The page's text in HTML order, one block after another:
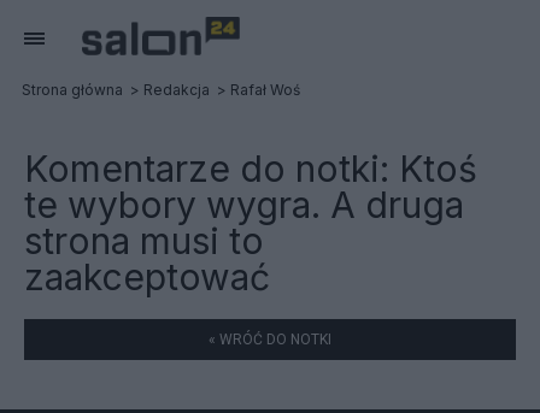
Strona główna Redakcja Rafał Woś
Komentarze do notki: Ktoś
te wybory wygra. A druga
strona musi to
zaakceptować
« WRÓĆ DO NOTKI